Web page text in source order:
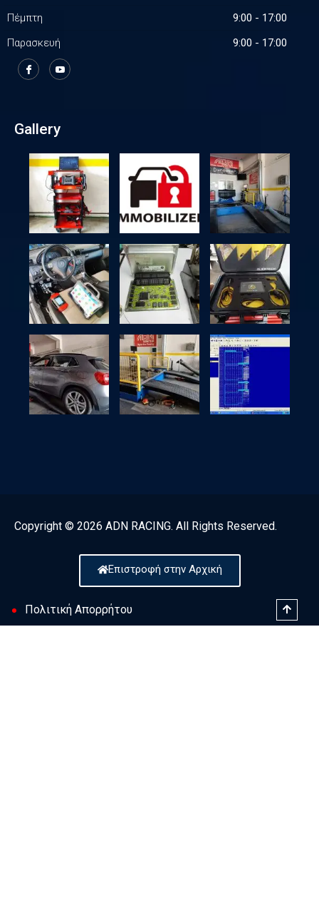
Πέμπτη
9:00 - 17:00
Παρασκευή
9:00 - 17:00
Gallery
Copyright © 2026 ADN RACING. All Rights Reserved.
Επιστροφή στην Αρχική
Πολιτική Απορρήτου